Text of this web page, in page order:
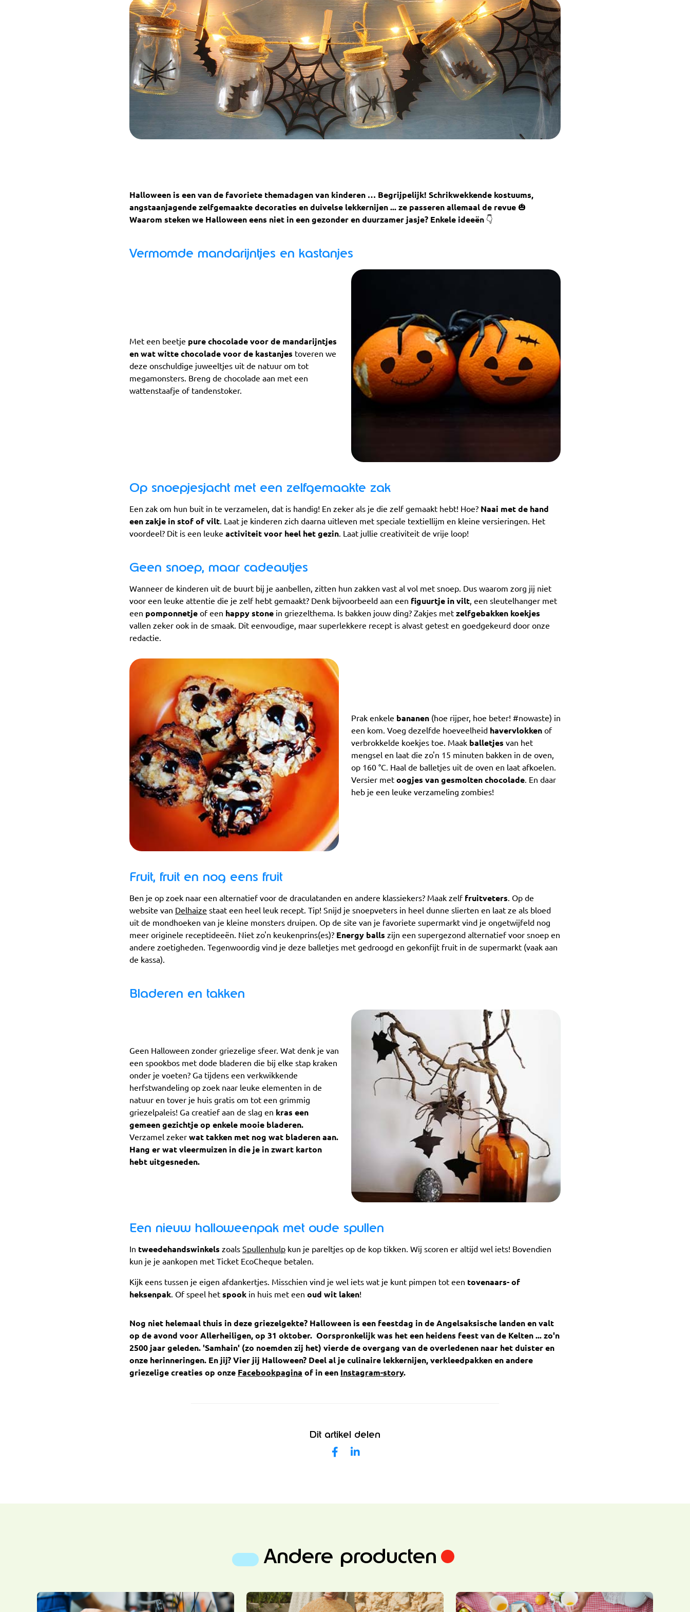
Halloween is een van de favoriete themadagen van kinderen … Begrijpelijk! Schrikwekkende kostuums,
angstaanjagende zelfgemaakte decoraties en duivelse lekkernijen ... ze passeren allemaal de revue 🎃
Waarom steken we Halloween eens niet in een gezonder en duurzamer jasje? Enkele ideeën 👇
Vermomde mandarijntjes en kastanjes
Met een beetje pure chocolade voor de mandarijntjes
en wat witte chocolade voor de kastanjes toveren we
deze onschuldige juweeltjes uit de natuur om tot
megamonsters. Breng de chocolade aan met een
wattenstaafje of tandenstoker.
Op snoepjesjacht met een zelfgemaakte zak
Een zak om hun buit in te verzamelen, dat is handig! En zeker als je die zelf gemaakt hebt! Hoe? Naai met de hand
een zakje in stof of vilt. Laat je kinderen zich daarna uitleven met speciale textiellijm en kleine versieringen. Het
voordeel? Dit is een leuke activiteit voor heel het gezin. Laat jullie creativiteit de vrije loop!
Geen snoep, maar cadeautjes
Wanneer de kinderen uit de buurt bij je aanbellen, zitten hun zakken vast al vol met snoep. Dus waarom zorg jij niet
voor een leuke attentie die je zelf hebt gemaakt? Denk bijvoorbeeld aan een figuurtje in vilt, een sleutelhanger met
een pomponnetje of een happy stone in griezelthema. Is bakken jouw ding? Zakjes met zelfgebakken koekjes
vallen zeker ook in de smaak. Dit eenvoudige, maar superlekkere recept is alvast getest en goedgekeurd door onze
redactie.
Prak enkele bananen (hoe rijper, hoe beter! #nowaste) in
een kom. Voeg dezelfde hoeveelheid havervlokken of
verbrokkelde koekjes toe. Maak balletjes van het
mengsel en laat die zo'n 15 minuten bakken in de oven,
op 160 °C. Haal de balletjes uit de oven en laat afkoelen.
Versier met oogjes van gesmolten chocolade. En daar
heb je een leuke verzameling zombies!
Fruit, fruit en nog eens fruit
Ben je op zoek naar een alternatief voor de draculatanden en andere klassiekers? Maak zelf fruitveters. Op de
website van Delhaize staat een heel leuk recept. Tip! Snijd je snoepveters in heel dunne slierten en laat ze als bloed
uit de mondhoeken van je kleine monsters druipen. Op de site van je favoriete supermarkt vind je ongetwijfeld nog
meer originele receptideeën. Niet zo'n keukenprins(es)? Energy balls zijn een supergezond alternatief voor snoep en
andere zoetigheden. Tegenwoordig vind je deze balletjes met gedroogd en gekonfijt fruit in de supermarkt (vaak aan
de kassa).
Bladeren en takken
Geen Halloween zonder griezelige sfeer. Wat denk je van
een spookbos met dode bladeren die bij elke stap kraken
onder je voeten? Ga tijdens een verkwikkende
herfstwandeling op zoek naar leuke elementen in de
natuur en tover je huis gratis om tot een grimmig
griezelpaleis! Ga creatief aan de slag en kras een
gemeen gezichtje op enkele mooie bladeren.
Verzamel zeker wat takken met nog wat bladeren aan.
Hang er wat vleermuizen in die je in zwart karton
hebt uitgesneden.
Een nieuw halloweenpak met oude spullen
In tweedehandswinkels zoals Spullenhulp kun je pareltjes op de kop tikken. Wij scoren er altijd wel iets! Bovendien
kun je je aankopen met Ticket EcoCheque betalen.
Kijk eens tussen je eigen afdankertjes. Misschien vind je wel iets wat je kunt pimpen tot een tovenaars- of
heksenpak. Of speel het spook in huis met een oud wit laken!
Nog niet helemaal thuis in deze griezelgekte? Halloween is een feestdag in de Angelsaksische landen en valt
op de avond voor Allerheiligen, op 31 oktober. Oorspronkelijk was het een heidens feest van de Kelten ... zo'n
2500 jaar geleden. 'Samhain' (zo noemden zij het) vierde de overgang van de overledenen naar het duister en
onze herinneringen. En jij? Vier jij Halloween? Deel al je culinaire lekkernijen, verkleedpakken en andere
griezelige creaties op onze Facebookpagina of in een Instagram-story.
Dit artikel delen
Andere producten